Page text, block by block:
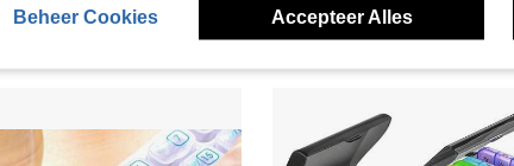
Beheer Cookies Accepteer Alles